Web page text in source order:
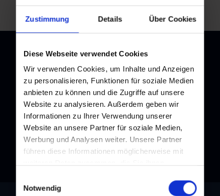
Zustimmung Details Über Cookies
Diese Webseite verwendet Cookies
Wir verwenden Cookies, um Inhalte und Anzeigen
zu personalisieren, Funktionen für soziale Medien
anbieten zu können und die Zugriffe auf unsere
Website zu analysieren. Außerdem geben wir
Informationen zu Ihrer Verwendung unserer
Website an unsere Partner für soziale Medien,
Werbung und Analysen weiter. Unsere Partner
führen diese Informationen möglicherweise mit
Nutzung der Dienste gesammelt haben.
Notwendig
Newsletter
Subscribe to our newsletter and stay up to date!